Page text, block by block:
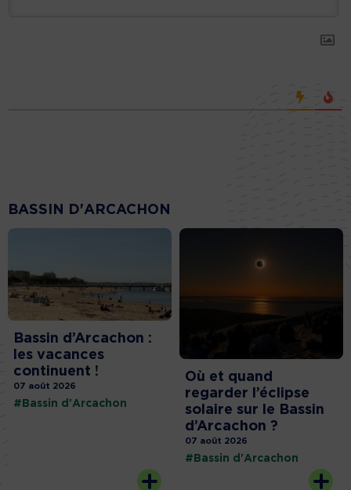
BASSIN D'ARCACHON
Bassin d’Arcachon :
les vacances
continuent !
07 août 2026
#Bassin d'Arcachon
Où et quand
regarder l’éclipse
solaire sur le Bassin
d’Arcachon ?
07 août 2026
#Bassin d'Arcachon